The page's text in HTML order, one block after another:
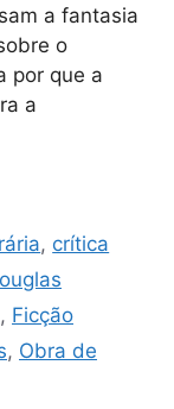
a fantasia
o
por que a
a
, crítica
, Ficção
, Obra de